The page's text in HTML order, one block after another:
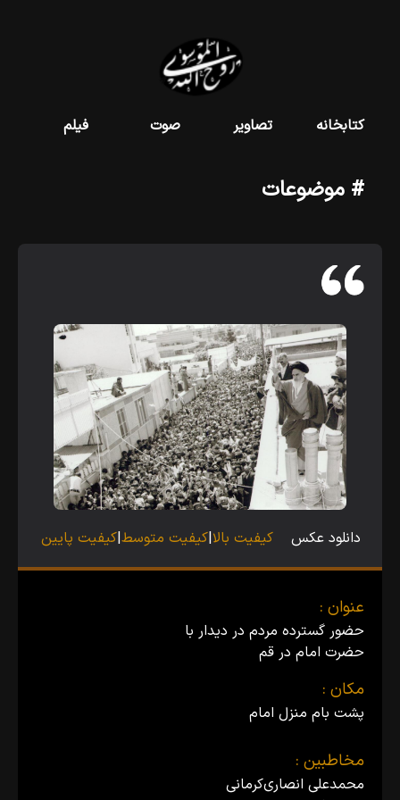
کتابخانه تصاویر صوت فیلم
# موضوعات
دانلود عکس کیفیت بالا|کیفیت متوسط|کیفیت پایین
عنوان :
حضور گسترده مردم در دیدار با
حضرت امام در قم
مکان :
پشت بام منزل امام
مخاطبین :
محمدعلی انصاری‌کرمانی